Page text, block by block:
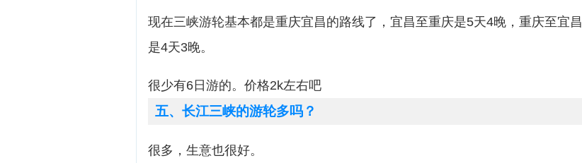
现在三峡游轮基本都是重庆宜昌的路线了，宜昌至重庆是5天4晚，重庆至宜昌
是4天3晚。
很少有6日游的。价格2k左右吧
五、长江三峡的游轮多吗？
很多，生意也很好。